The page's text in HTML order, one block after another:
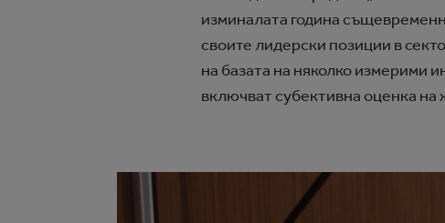
изминалата година
своите лидерски позиции в
на базата на няколко измерими
включват субективна оценка